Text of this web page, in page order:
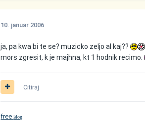
10. januar 2006
ja, pa kwa bi te se? muzicko zeljo al kaj??
mors zgresit, k je majhna, kt 1 hodnik recimo.
Citiraj
freeBlog